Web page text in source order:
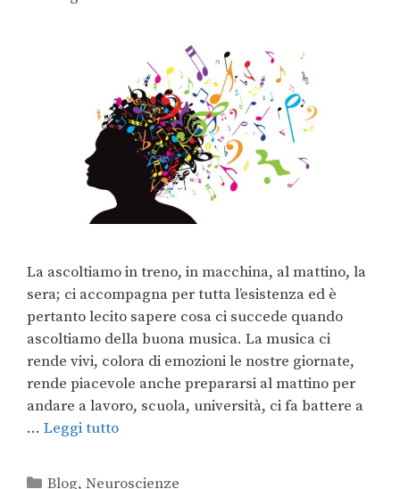
La ascoltiamo in treno, in macchina, al mattino, la
sera; ci accompagna per tutta l’esistenza ed è
pertanto lecito sapere cosa ci succede quando
ascoltiamo della buona musica. La musica ci
rende vivi, colora di emozioni le nostre giornate,
rende piacevole anche prepararsi al mattino per
andare a lavoro, scuola, università, ci fa battere a
… Leggi tutto
Blog,Neuroscienze